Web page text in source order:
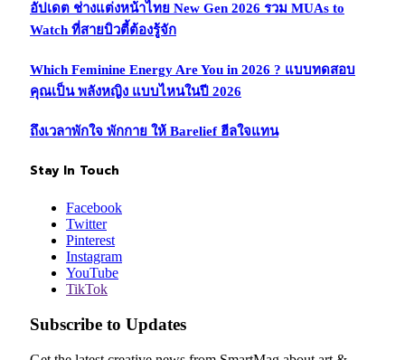
อัปเดต ช่างแต่งหน้าไทย New Gen 2026 รวม MUAs to
Watch ที่สายบิวตี้ต้องรู้จัก
Which Feminine Energy Are You in 2026 ? แบบทดสอบ
คุณเป็น พลังหญิง แบบไหนในปี 2026
ถึงเวลาพักใจ พักกาย ให้ Barelief ฮีลใจแทน
Stay In Touch
Facebook
Twitter
Pinterest
Instagram
YouTube
TikTok
Subscribe to Updates